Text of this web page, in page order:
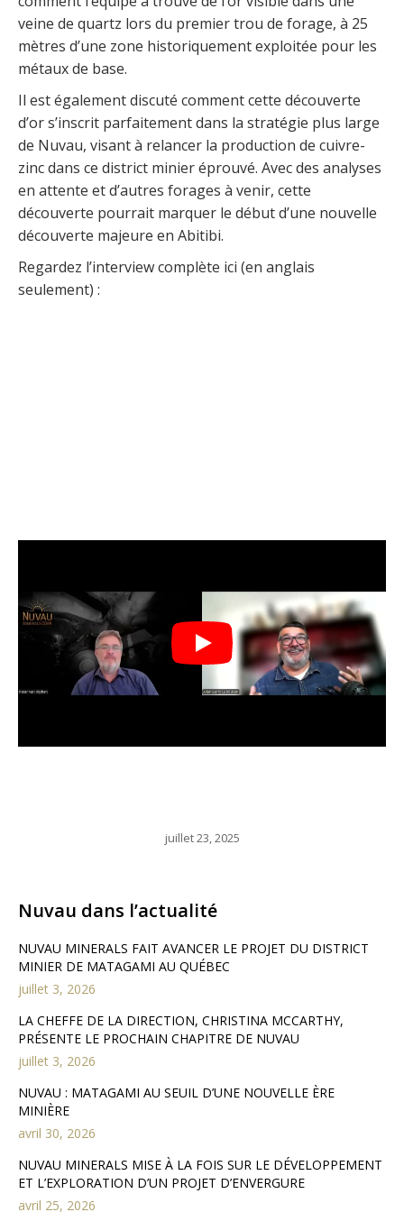
veine de quartz lors du premier trou de forage, à 25
mètres d’une zone historiquement exploitée pour les
métaux de base.
Il est également discuté comment cette découverte
d’or s’inscrit parfaitement dans la stratégie plus large
de Nuvau, visant à relancer la production de cuivre-
zinc dans ce district minier éprouvé. Avec des analyses
en attente et d’autres forages à venir, cette
découverte pourrait marquer le début d’une nouvelle
découverte majeure en Abitibi.
Regardez l’interview complète ici (en anglais
seulement) :
juillet 23, 2025
Nuvau dans l’actualité
NUVAU MINERALS FAIT AVANCER LE PROJET DU DISTRICT
MINIER DE MATAGAMI AU QUÉBEC
juillet 3, 2026
LA CHEFFE DE LA DIRECTION, CHRISTINA MCCARTHY,
PRÉSENTE LE PROCHAIN CHAPITRE DE NUVAU
juillet 3, 2026
NUVAU : MATAGAMI AU SEUIL D’UNE NOUVELLE ÈRE
MINIÈRE
avril 30, 2026
NUVAU MINERALS MISE À LA FOIS SUR LE DÉVELOPPEMENT
ET L’EXPLORATION D’UN PROJET D’ENVERGURE
avril 25, 2026